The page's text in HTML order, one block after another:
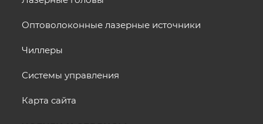
Оптоволоконные лазерные источники
Чиллеры
Системы управления
Карта сайта